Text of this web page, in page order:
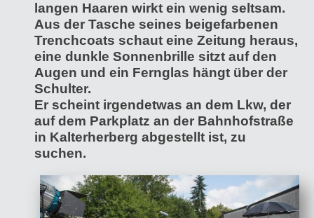
langen Haaren wirkt ein wenig seltsam.
Aus der Tasche seines beigefarbenen
Trenchcoats schaut eine Zeitung heraus,
eine dunkle Sonnenbrille sitzt auf den
Augen und ein Fernglas hängt über der
Schulter.
Er scheint irgendetwas an dem Lkw, der
auf dem Parkplatz an der Bahnhofstraße
in Kalterherberg abgestellt ist, zu
suchen.